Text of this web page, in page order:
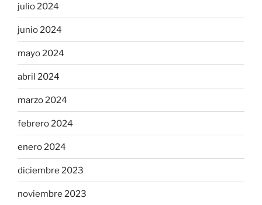
julio 2024
junio 2024
mayo 2024
abril 2024
marzo 2024
febrero 2024
enero 2024
diciembre 2023
noviembre 2023